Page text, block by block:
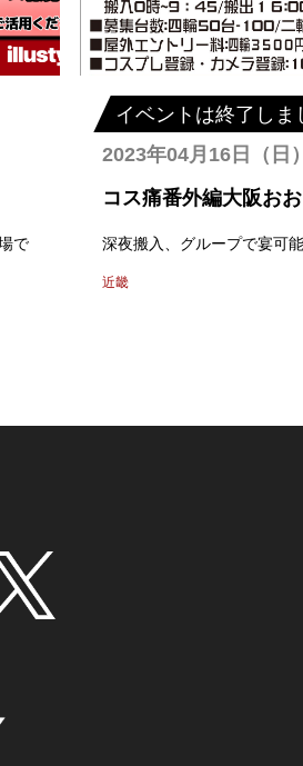
イベントは終了しま
2023年04月16日（日）
コス痛番外編大阪お
深夜搬入、グループで宴可
近畿